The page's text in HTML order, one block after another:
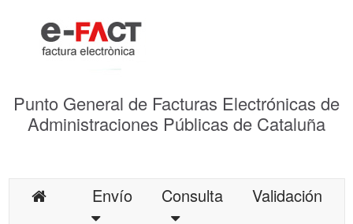
Punto General de Facturas Electrónicas de
Administraciones Públicas de Cataluña
Envío Consulta
Validación